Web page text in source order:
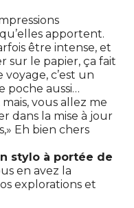
apportent.
être intense, et
sur le papier, ça fait
c’est un
poche aussi…
vous allez me
dans la mise à jour
Eh bien chers
stylo à portée de
en avez la
explorations et